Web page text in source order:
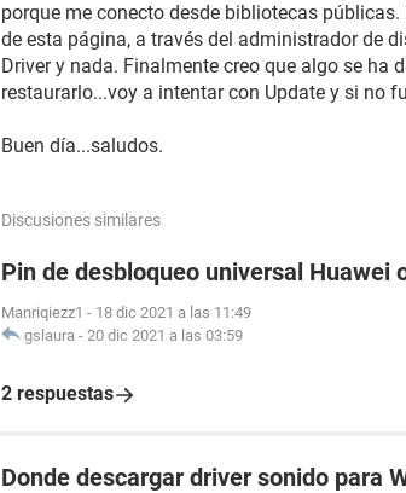
porque me conecto desde bibliotecas
de esta página, a través del administrador de
Driver y nada. Finalmente creo que algo se ha
restaurarlo...voy a intentar con Update y si no
Buen día...saludos.
Discusiones similares
Pin de desbloqueo universal Huawei
Manriqiezz1 - 18 dic 2021 a las 11:49
gslaura - 20 dic 2021 a las 03:59
2 respuestas
Donde descargar driver sonido para